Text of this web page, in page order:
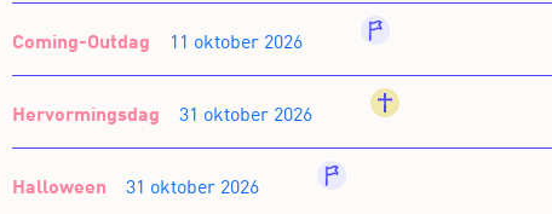
Coming-Outdag 11 oktober 2026
Hervormingsdag 31 oktober 2026
Halloween 31 oktober 2026